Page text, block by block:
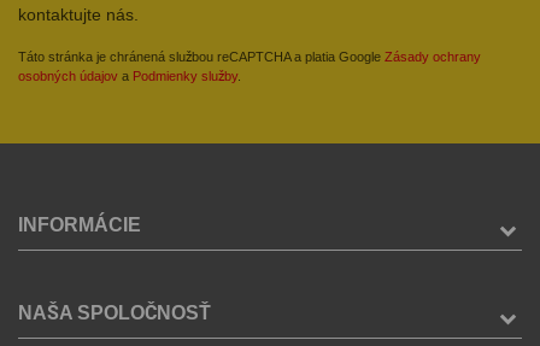
kontaktujte nás.
Táto stránka je chránená službou reCAPTCHA a platia Google Zásady ochrany
osobných údajov a Podmienky služby.
INFORMÁCIE
NAŠA SPOLOČNOSŤ